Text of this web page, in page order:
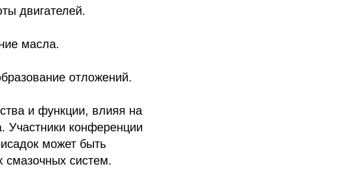
двигателей.
масла.
отложений.
и функции, влияя на
Участники конференции
может быть
систем.